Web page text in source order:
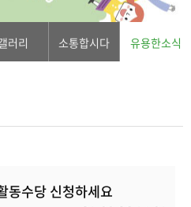
러리 소통합시다 유용한소식
동수당 신청하세요